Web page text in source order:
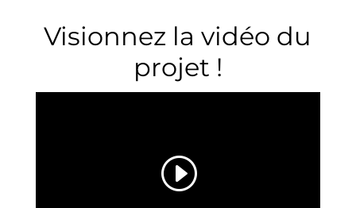
Visionnez la vidéo du
projet !